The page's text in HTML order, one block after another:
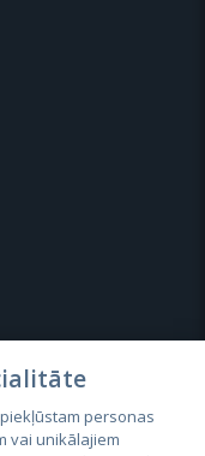
personas
vai unikālajiem